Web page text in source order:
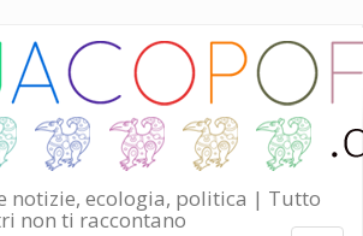
notizie, ecologia, politica | Tutto
non ti raccontano